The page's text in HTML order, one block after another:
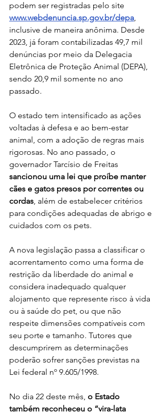
podem ser registradas pelo site
www.webdenuncia.sp.gov.br/depa,
inclusive de maneira anônima. Desde
2023, já foram contabilizadas 49,7 mil
denúncias por meio da Delegacia
Eletrônica de Proteção Animal (DEPA),
sendo 20,9 mil somente no ano
passado.
O estado tem intensificado as ações
voltadas à defesa e ao bem-estar
animal, com a adoção de regras mais
rigorosas. No ano passado, o
governador Tarcísio de Freitas
sancionou uma lei que proíbe manter
cães e gatos presos por correntes ou
cordas, além de estabelecer critérios
para condições adequadas de abrigo e
cuidados com os pets.
A nova legislação passa a classificar o
acorrentamento como uma forma de
restrição da liberdade do animal e
considera inadequado qualquer
alojamento que represente risco à vida
ou à saúde do pet, ou que não
respeite dimensões compatíveis com
seu porte e tamanho. Tutores que
descumprirem as determinações
poderão sofrer sanções previstas na
Lei federal nº 9.605/1998.
No dia 22 deste mês, o Estado
também reconheceu o “vira-lata